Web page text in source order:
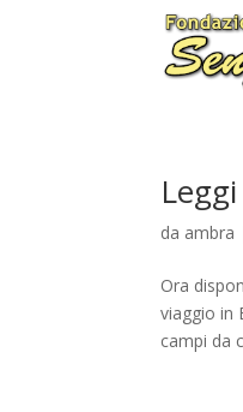
da ambra
Ora
viaggio in
campi da